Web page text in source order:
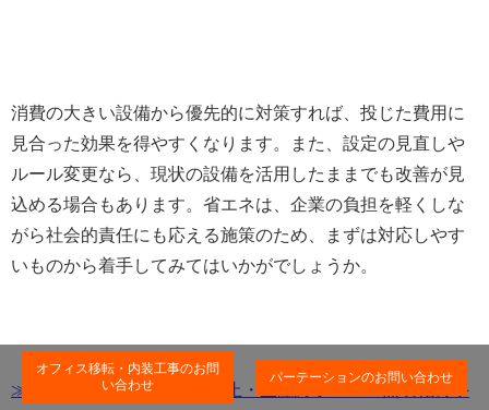
消費の大きい設備から優先的に対策すれば、投じた費用に
見合った効果を得やすくなります。また、設定の見直しや
ルール変更なら、現状の設備を活用したままでも改善が見
込める場合もあります。省エネは、企業の負担を軽くしな
がら社会的責任にも応える施策のため、まずは対応しやす
いものから着手してみてはいかがでしょうか。
≫蛍光灯は2027年で製造中止・生産終了！LED照明化の手
オフィス移転・内装工事のお問
い合わせ
パーテーションのお問い合わせ